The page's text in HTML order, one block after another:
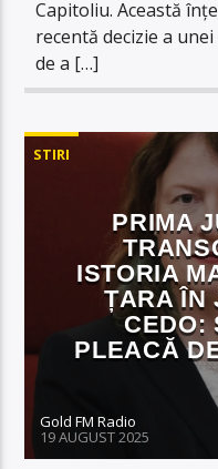
Capitoliu. Această
recentă decizie a
de a […]
STIRI
PRIMA
ISTORIA
ȚARA ÎN
CEDO:
PLEACĂ
Gold FM Radio
19 AUGUST 2025